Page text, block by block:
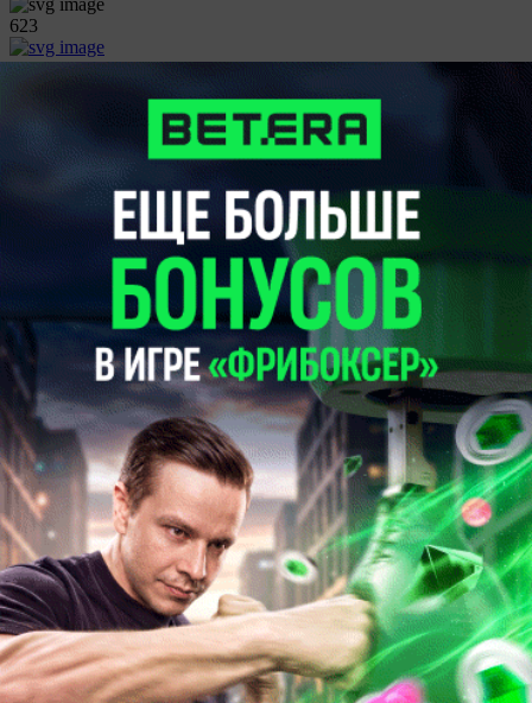
623
0
Сборная Беларуси начала сбор перед участием в Евролиге.
Николас Альварадо вызвал 15 футболистов
Вразрез с рекомендациями МОК белорусские гребцы
продолжат выступать на международных стартах в
нейтральном статусе
17:02
Хоккей
906
0
Североамериканский журналист рассказал о том, как
относятся болельщики "Чикаго Блэкхокс" к игре Артема
Левшунова
16:52
Футбол